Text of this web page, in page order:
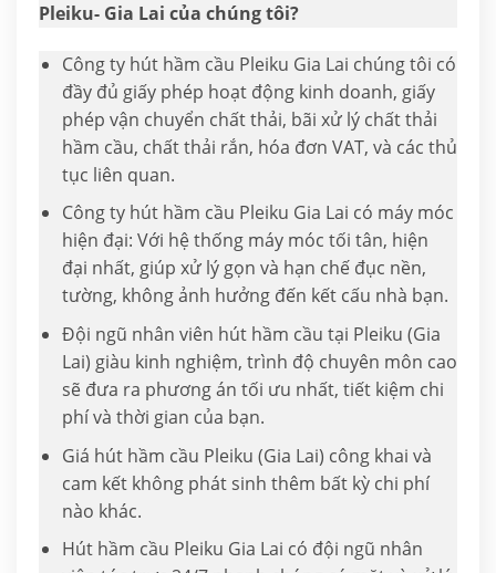
Pleiku- Gia Lai của chúng tôi?
Công ty hút hầm cầu Pleiku Gia Lai chúng tôi có
đầy đủ giấy phép hoạt động kinh doanh, giấy
phép vận chuyển chất thải, bãi xử lý chất thải
hầm cầu, chất thải rắn, hóa đơn VAT, và các thủ
tục liên quan.
Công ty hút hầm cầu Pleiku Gia Lai có máy móc
hiện đại: Với hệ thống máy móc tối tân, hiện
đại nhất, giúp xử lý gọn và hạn chế đục nền,
tường, không ảnh hưởng đến kết cấu nhà bạn.
Đội ngũ nhân viên hút hầm cầu tại Pleiku (Gia
Lai) giàu kinh nghiệm, trình độ chuyên môn cao
sẽ đưa ra phương án tối ưu nhất, tiết kiệm chi
phí và thời gian của bạn.
Giá hút hầm cầu Pleiku (Gia Lai) công khai và
cam kết không phát sinh thêm bất kỳ chi phí
nào khác.
Hút hầm cầu Pleiku Gia Lai có đội ngũ nhân